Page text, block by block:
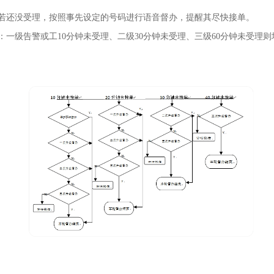
没受理，按照事先设定的号码进行语音督办，提醒其尽快接单。
一级告警或工10分钟未受理、二级30分钟未受理、三级60分钟未受理